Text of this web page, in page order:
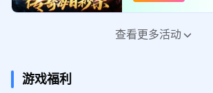
MuMu传奇福利
查看更多活动
游戏福利